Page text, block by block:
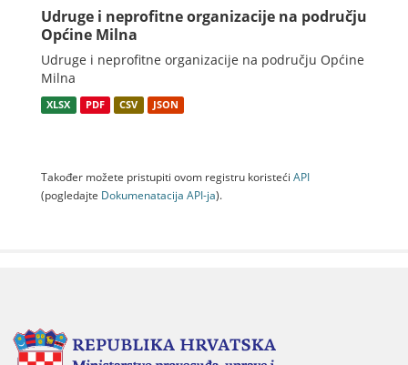
Udruge i neprofitne organizacije na području
Općine Milna
Udruge i neprofitne organizacije na području Općine
Milna
XLSX PDF CSV JSON
Također možete pristupiti ovom registru koristeći API
(pogledajte Dokumenаtаcijа API-jа).